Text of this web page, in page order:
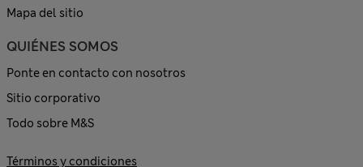
Mapa del sitio
QUIÉNES SOMOS
Ponte en contacto con nosotros
Sitio corporativo
Todo sobre M&S
Términos y condiciones